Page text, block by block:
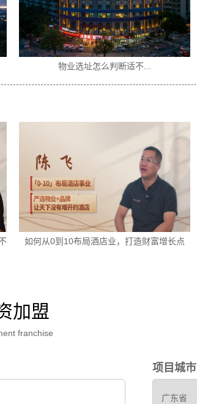
没有酒店经验可以加盟...
如何从0到10布局酒店业，打造财富增长点
加盟
franchise
项目城市